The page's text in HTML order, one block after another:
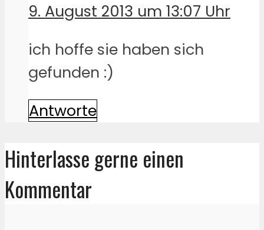
9. August 2013 um 13:07 Uhr
ich hoffe sie haben sich
gefunden :)
Antworte
Hinterlasse gerne einen
Kommentar